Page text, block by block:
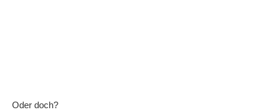
Oder doch?